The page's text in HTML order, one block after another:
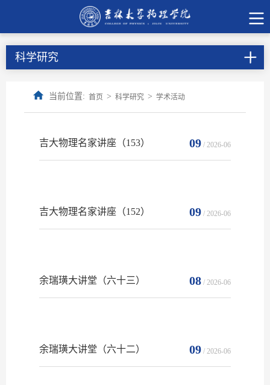
科学研究
当前位置: 首页 > 科学研究 > 学术活动
09 / 2026-06
吉大物理名家讲座（153）
09 / 2026-06
吉大物理名家讲座（152）
08 / 2026-06
余瑞璜大讲堂（六十三）
09 / 2026-06
余瑞璜大讲堂（六十二）